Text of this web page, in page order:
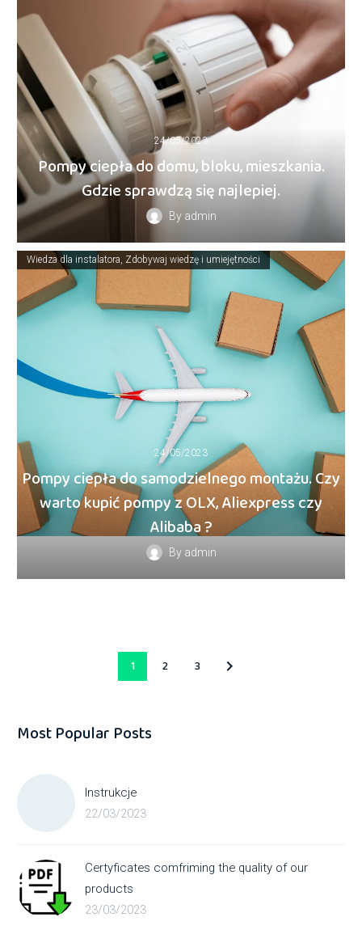
24/05/2023
Pompy ciepła do domu, bloku, mieszkania.
Gdzie sprawdzą się najlepiej.
By admin
24/05/2023
Pompy ciepła do samodzielnego montażu. Czy
warto kupić pompy z OLX, Aliexpress czy
Alibaba ?
By admin
Wiedza dla instalatora Zdobywaj wiedzę i umiejętności
1 2 3
Most Popular Posts
Instrukcje
22/03/2023
Certyficates comfriming the quality of our
products
23/03/2023